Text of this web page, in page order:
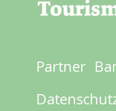
Footer
menu
Partner